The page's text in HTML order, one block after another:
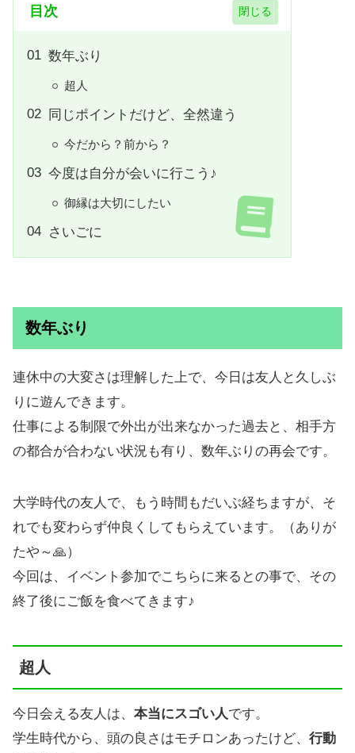
目次
数年ぶり
超人
同じポイントだけど、全然違う
今だから？前から？
今度は自分が会いに行こう♪
御縁は大切にしたい
さいごに
数年ぶり
連休中の大変さは理解した上で、今日は友人と久しぶ
りに遊んできます。
仕事による制限で外出が出来なかった過去と、相手方
の都合が合わない状況も有り、数年ぶりの再会です。
大学時代の友人で、もう時間もだいぶ経ちますが、そ
れでも変わらず仲良くしてもらえています。（ありが
たや～🙏）
今回は、イベント参加でこちらに来るとの事で、その
終了後にご飯を食べてきます♪
超人
今日会える友人は、 本当にスゴい人です。
学生時代から、頭の良さはモチロンあったけど、 行動